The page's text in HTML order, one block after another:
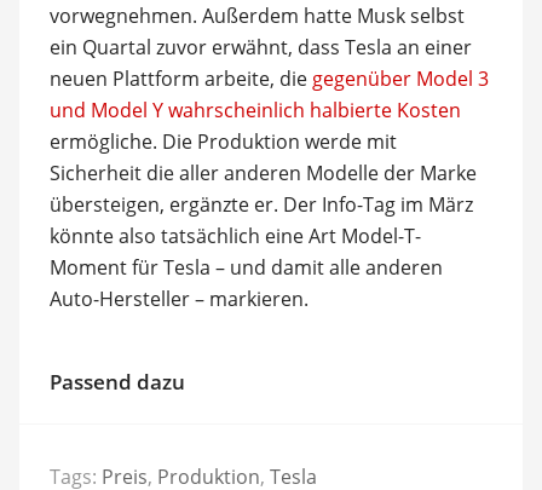
vorwegnehmen. Außerdem hatte Musk selbst
ein Quartal zuvor erwähnt, dass Tesla an einer
neuen Plattform arbeite, die gegenüber Model 3
und Model Y wahrscheinlich halbierte Kosten
ermögliche. Die Produktion werde mit
Sicherheit die aller anderen Modelle der Marke
übersteigen, ergänzte er. Der Info-Tag im März
könnte also tatsächlich eine Art Model-T-
Moment für Tesla – und damit alle anderen
Auto-Hersteller – markieren.
Passend dazu
Tags: Preis, Produktion, Tesla